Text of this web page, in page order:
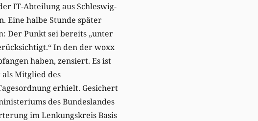
IT-Abteilung aus Schleswig-
Eine halbe Stunde später
Der Punkt sei bereits „unter
In den der woxx
haben, zensiert. Es ist
Mitglied des
erhielt. Gesichert
des Bundeslandes
im Lenkungskreis Basis